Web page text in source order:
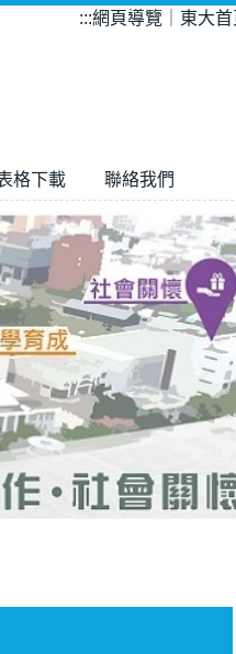
:::網頁導覽 東大首
格下載 聯絡我們